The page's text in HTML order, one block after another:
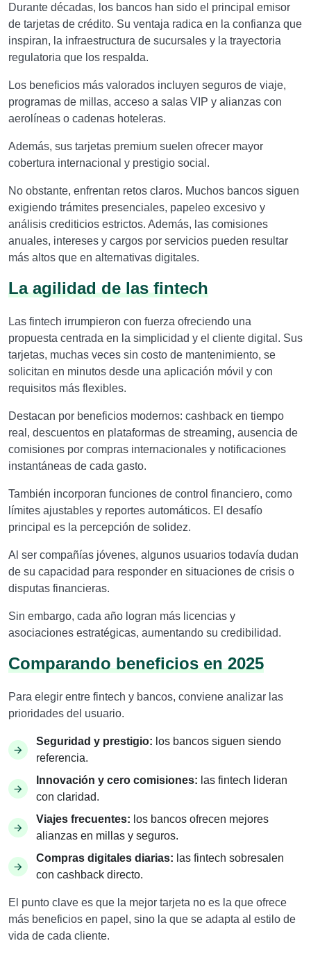
Durante décadas, los bancos han sido el principal emisor
de tarjetas de crédito. Su ventaja radica en la confianza que
inspiran, la infraestructura de sucursales y la trayectoria
regulatoria que los respalda.
Los beneficios más valorados incluyen seguros de viaje,
programas de millas, acceso a salas VIP y alianzas con
aerolíneas o cadenas hoteleras.
Además, sus tarjetas premium suelen ofrecer mayor
cobertura internacional y prestigio social.
No obstante, enfrentan retos claros. Muchos bancos siguen
exigiendo trámites presenciales, papeleo excesivo y
análisis crediticios estrictos. Además, las comisiones
anuales, intereses y cargos por servicios pueden resultar
más altos que en alternativas digitales.
La agilidad de las fintech
Las fintech irrumpieron con fuerza ofreciendo una
propuesta centrada en la simplicidad y el cliente digital. Sus
tarjetas, muchas veces sin costo de mantenimiento, se
solicitan en minutos desde una aplicación móvil y con
requisitos más flexibles.
Destacan por beneficios modernos: cashback en tiempo
real, descuentos en plataformas de streaming, ausencia de
comisiones por compras internacionales y notificaciones
instantáneas de cada gasto.
También incorporan funciones de control financiero, como
límites ajustables y reportes automáticos. El desafío
principal es la percepción de solidez.
Al ser compañías jóvenes, algunos usuarios todavía dudan
de su capacidad para responder en situaciones de crisis o
disputas financieras.
Sin embargo, cada año logran más licencias y
asociaciones estratégicas, aumentando su credibilidad.
Comparando beneficios en 2025
Para elegir entre fintech y bancos, conviene analizar las
prioridades del usuario.
Seguridad y prestigio: los bancos siguen siendo
referencia.
Innovación y cero comisiones: las fintech lideran
con claridad.
Viajes frecuentes: los bancos ofrecen mejores
alianzas en millas y seguros.
Compras digitales diarias: las fintech sobresalen
con cashback directo.
El punto clave es que la mejor tarjeta no es la que ofrece
más beneficios en papel, sino la que se adapta al estilo de
vida de cada cliente.